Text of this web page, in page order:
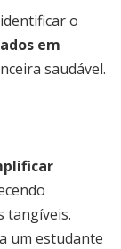
o
em
saudável.
tangíveis.
um estudante